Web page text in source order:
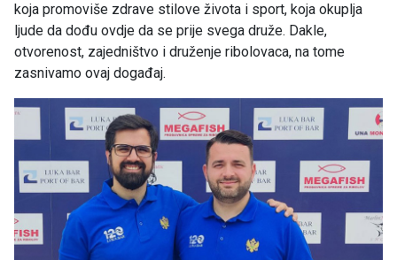
koja promoviše zdrave stilove života i sport, koja okuplja
ljude da dođu ovdje da se prije svega druže. Dakle,
otvorenost, zajedništvo i druženje ribolovaca, na tome
zasnivamo ovaj događaj.